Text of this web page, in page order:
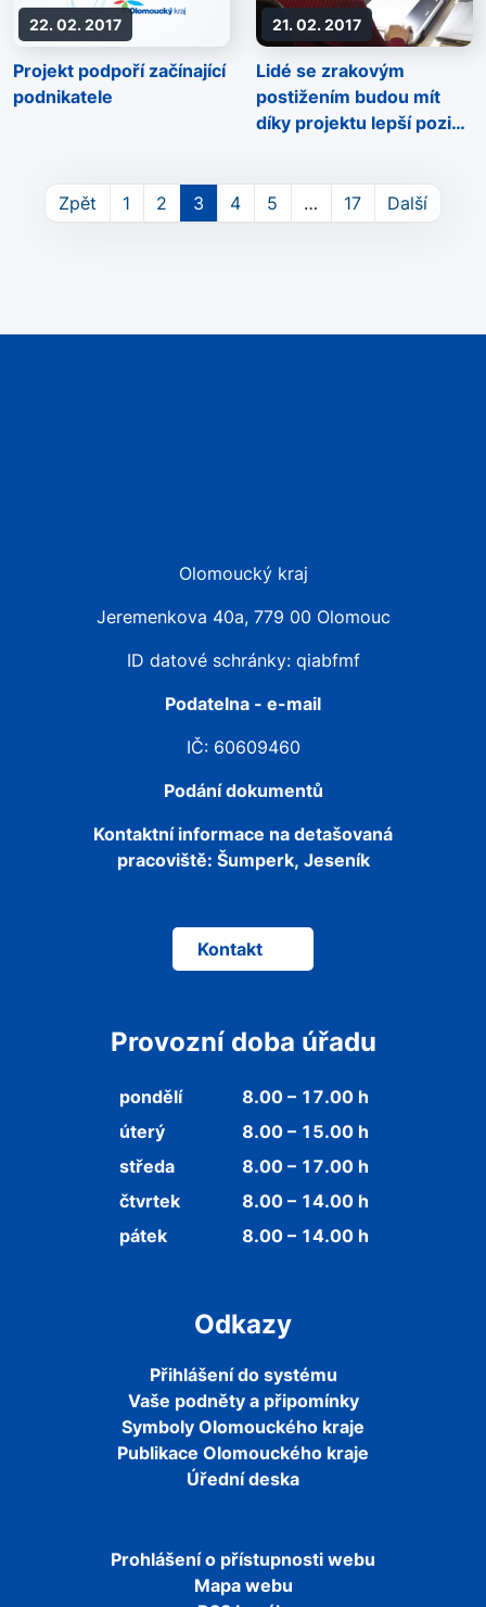
22. 02. 2017
Projekt podpoří začínající
podnikatele
21. 02. 2017
Lidé se zrakovým
postižením budou mít
díky projektu lepší pozici
Zpět 1 2 3 4 5 … 17 Další
Olomoucký kraj
Jeremenkova 40a, 779 00 Olomouc
ID datové schránky: qiabfmf
Podatelna - e-mail
IČ: 60609460
Podání dokumentů
Kontaktní informace na detašovaná
pracoviště: Šumperk, Jeseník
Kontakt
Provozní doba úřadu
pondělí
8.00 – 17.00 h
úterý
8.00 – 15.00 h
středa
8.00 – 17.00 h
čtvrtek
8.00 – 14.00 h
pátek
8.00 – 14.00 h
Odkazy
Přihlášení do systému
Vaše podněty a připomínky
Symboly Olomouckého kraje
Publikace Olomouckého kraje
Úřední deska
Prohlášení o přístupnosti webu
Mapa webu